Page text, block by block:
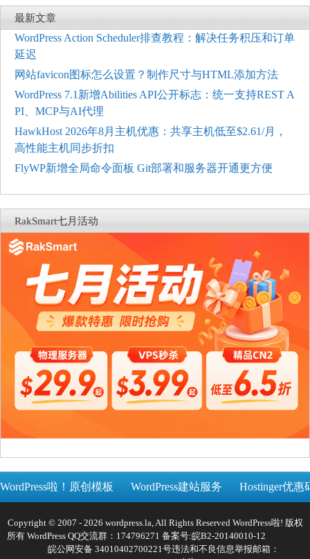
最新文章
WordPress Action Scheduler排查教程：解决任务积压和订单
延迟
网站favicon图标怎么设置？制作尺寸与HTML添加方法
WordPress 7.1新增Abilities API公开标志：统一支持REST A
PI、MCP与AI代理
HawkHost 2026年8月主机优惠：共享主机低至$2.61/月，
高性能主机同步折扣
FlyWP新增全局命令面板 Git部署和服务器开通更方便
RakSmart七月活动
WordPress啦！原创模板 WordPress建站服务 Hostinger优惠
Copyright © 2007 - 2026 wordpress.la, All Rights Reserved WordPress啦! 版权
所有 WordPress QQ交流群：174796271 备案号:皖B2-20140010-12
皖公网安备 34010402700221号违法和不良信息举报邮箱：